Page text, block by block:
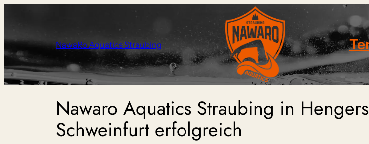
NawaRo Aquatics Straubing
Nawaro Aquatics Straubing in
Schweinfurt erfolgreich